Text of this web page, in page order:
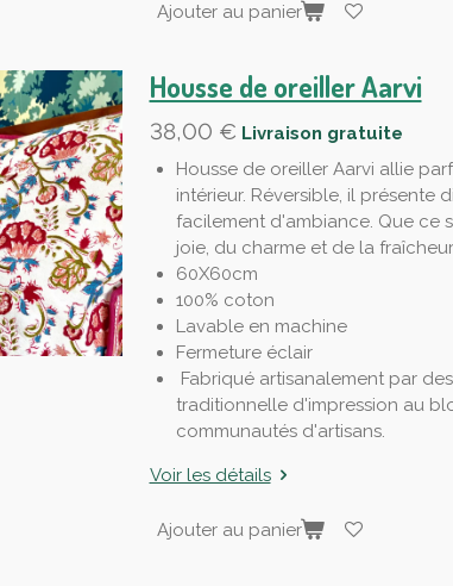
Ajouter au panier
Housse de oreiller Aarvi
38,00 € Livraison gratuite
Housse de oreiller Aarvi allie
intérieur. Réversible, il présente
facilement d'ambiance. Que ce
joie, du charme et de la
60X60cm
100% coton
Lavable en machine
Fermeture éclair
Fabriqué artisanalement par
traditionnelle d'impression au
communautés d'artisans.
Voir les détails
Ajouter au panier